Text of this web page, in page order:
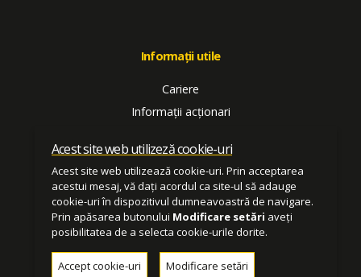
Informații utile
Cariere
Informații acționari
Termeni și condiții
Politica de confidențialitate
Hartă site
Copyright 2026 SATURN S.A.
Acest site web utilizeză cookie-uri
Acest site web utilizează cookie-uri. Prin acceptarea
acestui mesaj, vă dați acordul ca site-ul să adauge
cookie-uri în dispozitivul dumneavoastră de navigare.
Prin apăsarea butonului Modificare setări aveți
posibilitatea de a selecta cookie-urile dorite.
Accept cookie-uri Modificare setări